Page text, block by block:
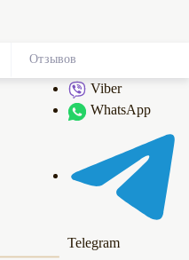
Viber
WhatsApp
Telegram
Отзывов